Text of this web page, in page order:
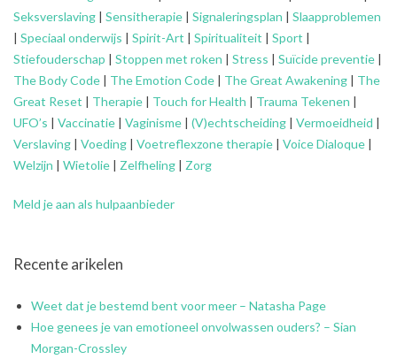
Seksverslaving | Sensitherapie | Signaleringsplan | Slaapproblemen
| Speciaal onderwijs | Spirit-Art | Spiritualiteit | Sport |
Stiefouderschap | Stoppen met roken | Stress | Suïcide preventie |
The Body Code | The Emotion Code | The Great Awakening | The
Great Reset | Therapie | Touch for Health | Trauma Tekenen |
UFO’s | Vaccinatie | Vaginisme | (V)echtscheiding | Vermoeidheid |
Verslaving | Voeding | Voetreflexzone therapie | Voice Dialoque |
Welzijn | Wietolie | Zelfheling | Zorg
Meld je aan als hulpaanbieder
Recente arikelen
Weet dat je bestemd bent voor meer – Natasha Page
Hoe genees je van emotioneel onvolwassen ouders? – Sian
Morgan-Crossley